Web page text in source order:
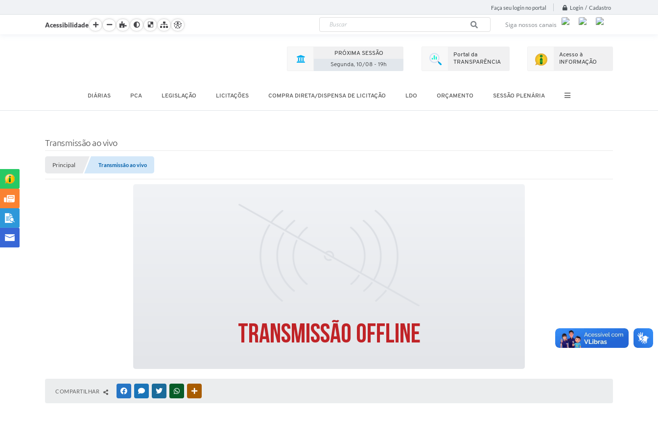
Faça seu login no portal Login / Cadastro
Acessibilidade Siga nossos canais
Acesso à
INFORMAÇÃO
Portal da
TRANSPARÊNCIA
PRÓXIMA SESSÃO
Segunda, 10/08 - 19h
DIÁRIAS PCA LEGISLAÇÃO LICITAÇÕES COMPRA DIRETA/DISPENSA DE LICITAÇÃO LDO ORÇAMENTO SESSÃO PLENÁRIA
Transmissão ao vivo
Principal Transmissão ao vivo
TRANSMISSÃO OFFLINE
COMPARTILHAR FACEBOOKMESSENGER
TWITTERWHATSAPP